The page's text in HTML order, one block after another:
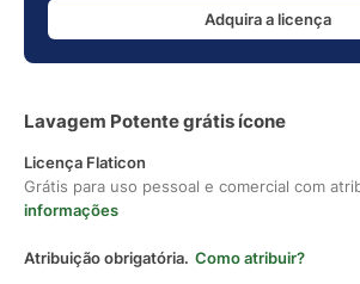
Adquira a licença
Lavagem Potente grátis ícone
Licença Flaticon
Grátis para uso pessoal e comercial com
informações
Atribuição obrigatória. Como atribuir?